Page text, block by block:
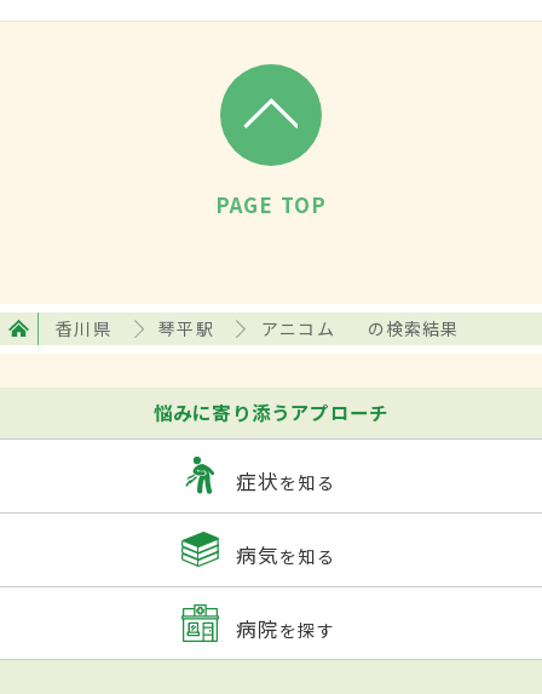
PAGE TOP
香川県 琴平駅 アニコム の検索結果
悩みに寄り添うアプローチ
症状を知る
病気を知る
病院を探す